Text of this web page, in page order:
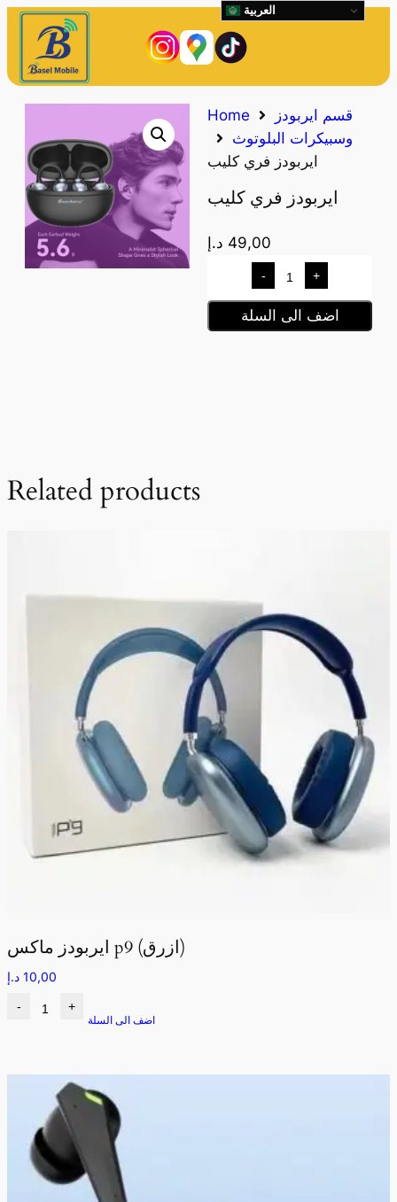
Home
قسم ايربودز
وسبيكرات البلوتوث
ايربودز فري كليب
ايربودز فري كليب
49,00 د.إ
- +
اضف الى السلة
Related products
ايربودز ماكس p9 (ازرق)
10,00 د.إ
- +
اضف الى السلة
العربية